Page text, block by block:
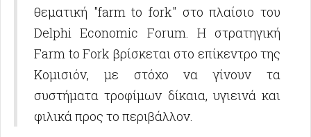
θεματική "farm to fork" στο πλαίσιο του
Delphi Economic Forum. Η στρατηγική
Farm to Fork βρίσκεται στο επίκεντρο της
Κομισιόν, με στόχο να γίνουν τα
συστήματα τροφίμων δίκαια, υγιεινά και
φιλικά προς το περιβάλλον.